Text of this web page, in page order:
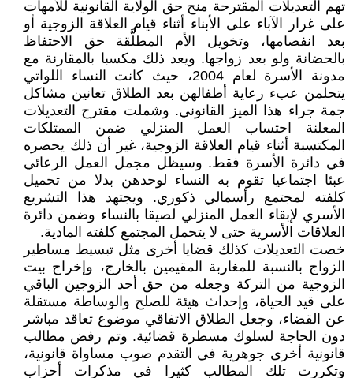
تهم التعديلات المقترحة منح حق الولاية القانونية للأمهات
على غرار الآباء على الأبناء أثناء قيام العلاقة الزوجية أو
بعد انفصامها، وتخويل الأم المطلَّقة حق الاحتفاظ
بالحضانة ولو بعد زواجها. ويعد ذلك مكسبا بالمقارنة مع
مدونة الأسرة لعام 2004، حيث كانت النساء اللواتي
يتحلمن عبء رعاية أطفالهن بعد الطلاق تعانين مشاكل
جمة جراء هذا الميز القانوني. وشملت مقترح التعديلات
المعلنة احتساب العمل المنزلي ضمن الممتلكات
المكتسبة أثناء قيام العلاقة الزوجية، غير أن ذلك يحصره
في دائرة الأسرة فقط. وسيظل مجمل العمل الرعائي
عبئا اجتماعيا تقوم به النساء لوحدهن بدلا من تحميل
كلفته لمجتمع رأسمالي ذكوري. ويجتهد هذا التشريع
الأسري لإبقاء العمل المنزلي لصيقا بالنساء وضمن دائرة
العلاقات الأسرية حتى لا يتحمل المجتمع كلفته المادية.
خصت التعديلات كذلك قضايا أخرى مثل تبسيط مساطير
الزواج بالنسبة للمغاربة المقيمين بالخارج، وإخراج بيت
الزوجية من التركة وجعله من حق أحد الزوجين الباقي
على قيد الحياة، وإحداث هيئة للصلح والوساطة مستقلة
عن القضاء، وجعل الطلاق الاتفاقي موضوع تعاقد مباشر
دون الحاجة لسلوك مسطرة قضائية. وتم رفض مطالب
قانونية أخرى جوهرية في التقدم صوب مساواة قانونية،
وتكررت تلك المطالب كثيرا في مذكرات أحزاب